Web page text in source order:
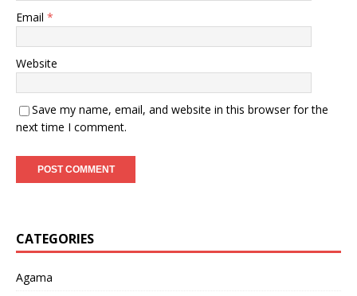
Email *
Website
Save my name, email, and website in this browser for the
next time I comment.
CATEGORIES
Agama